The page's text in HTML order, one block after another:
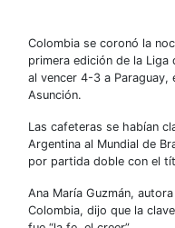
Colombia se coronó la
primera edición de la Liga
al vencer 4-3 a Paraguay,
Asunción.
Las cafeteras se habían
Argentina al Mundial de
por partida doble con el
Ana María Guzmán,
Colombia, dijo que la